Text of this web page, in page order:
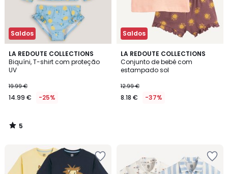
Saldos
LA REDOUTE COLLECTIONS
Biquíni, T-shirt com proteção
UV
19.99 €
14.99 € -25%
5
/
5
5
/
Saldos
LA REDOUTE COLLECTIONS
Conjunto de bebé com
estampado sol
12.99 €
8.18 € -37%